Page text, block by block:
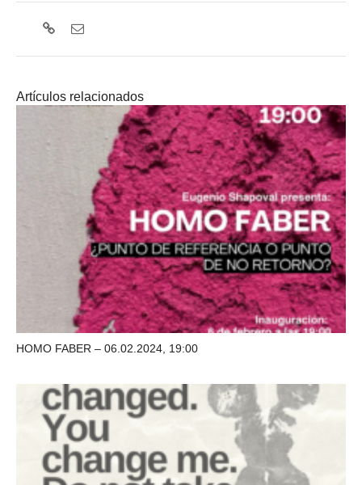
Artículos relacionados
HOMO FABER – 06.02.2024, 19:00